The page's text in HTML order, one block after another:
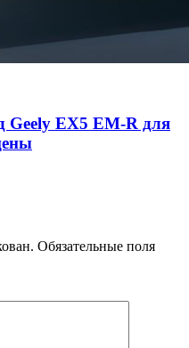
Geely EX5 EM-R для
Обязательные поля